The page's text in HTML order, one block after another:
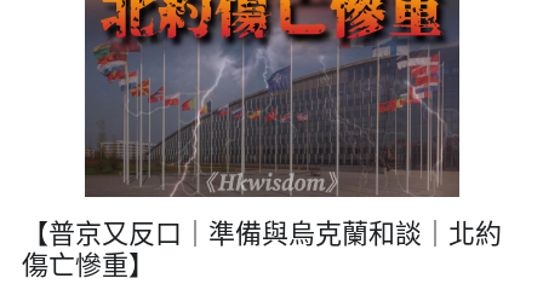
【普京又反口｜準備與烏克蘭和談｜北約
傷亡慘重】